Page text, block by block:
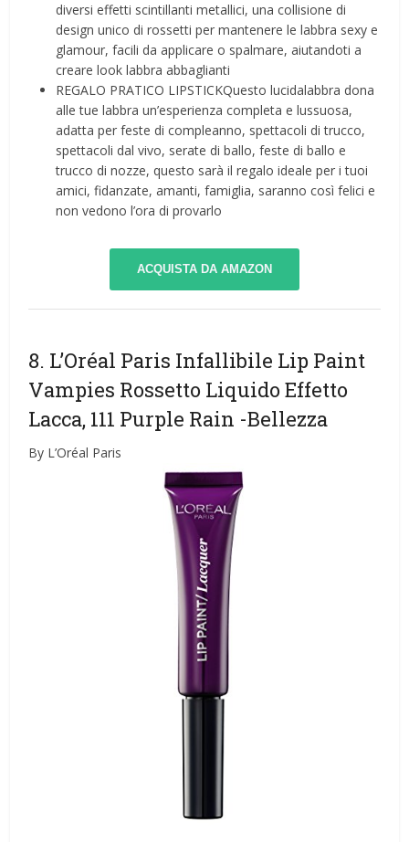
diversi effetti scintillanti metallici, una collisione di
design unico di rossetti per mantenere le labbra sexy e
glamour, facili da applicare o spalmare, aiutandoti a
creare look labbra abbaglianti
REGALO PRATICO LIPSTICKQuesto lucidalabbra dona
alle tue labbra un’esperienza completa e lussuosa,
adatta per feste di compleanno, spettacoli di trucco,
spettacoli dal vivo, serate di ballo, feste di ballo e
trucco di nozze, questo sarà il regalo ideale per i tuoi
amici, fidanzate, amanti, famiglia, saranno così felici e
non vedono l’ora di provarlo
ACQUISTA DA AMAZON
8. L’Oréal Paris Infallibile Lip Paint
Vampies Rossetto Liquido Effetto
Lacca, 111 Purple Rain -Bellezza
By L’Oréal Paris